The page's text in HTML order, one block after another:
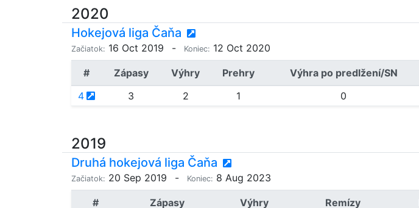
2020
Hokejová liga Čaňa
Začiatok: 16 Oct 2019 - Koniec: 12 Oct 2020
# Zápasy Výhry Prehry Výhra po predlžení/SN
4
3 2 1 0
2019
Druhá hokejová liga Čaňa
Začiatok: 20 Sep 2019 - Koniec: 8 Aug 2023
# Zápasy Výhry Remízy